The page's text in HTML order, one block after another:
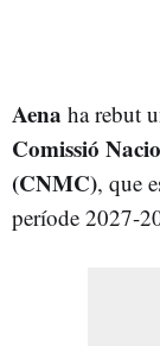
Aena ha rebut
Comissió
(CNMC), que
període 2027-